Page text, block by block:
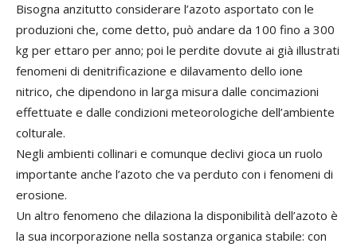
Bisogna anzitutto considerare l’azoto asportato con le
produzioni che, come detto, può andare da 100 fino a 300
kg per ettaro per anno; poi le perdite dovute ai già illustrati
fenomeni di denitrificazione e dilavamento dello ione
nitrico, che dipendono in larga misura dalle concimazioni
effettuate e dalle condizioni meteorologiche dell’ambiente
colturale.
Negli ambienti collinari e comunque declivi gioca un ruolo
importante anche l’azoto che va perduto con i fenomeni di
erosione.
Un altro fenomeno che dilaziona la disponibilità dell’azoto è
la sua incorporazione nella sostanza organica stabile: con